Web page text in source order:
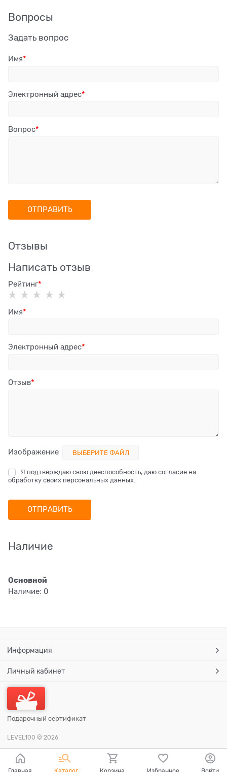
Вопросы
Задать вопрос
Имя
Электронный адрес
Вопрос
Отзывы
Написать отзыв
Рейтинг
Имя
Электронный адрес
Отзыв
Изображение ВЫБЕРИТЕ ФАЙЛ
Я подтверждаю свою дееспособность, даю согласие на
обработку своих персональных данных.
Наличие
Основной
Наличие: 0
Информация
Личный кабинет
Подарочный сертификат
LEVEL100 © 2026